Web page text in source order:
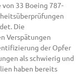
33 Boeing 787-
Die
Verspätungen
der Opfer
als schwierig und
haben bereits